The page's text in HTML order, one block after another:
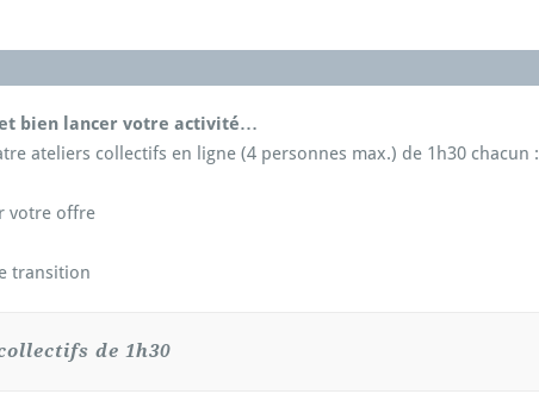
bien lancer votre activité…
ateliers collectifs en ligne (4 personnes max.) de 1h30 chacun :
votre offre
transition
de 1h30